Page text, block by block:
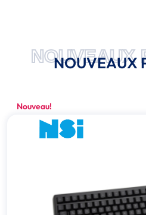
NOUVEAUX
NOUVEAUX
Nouveau!